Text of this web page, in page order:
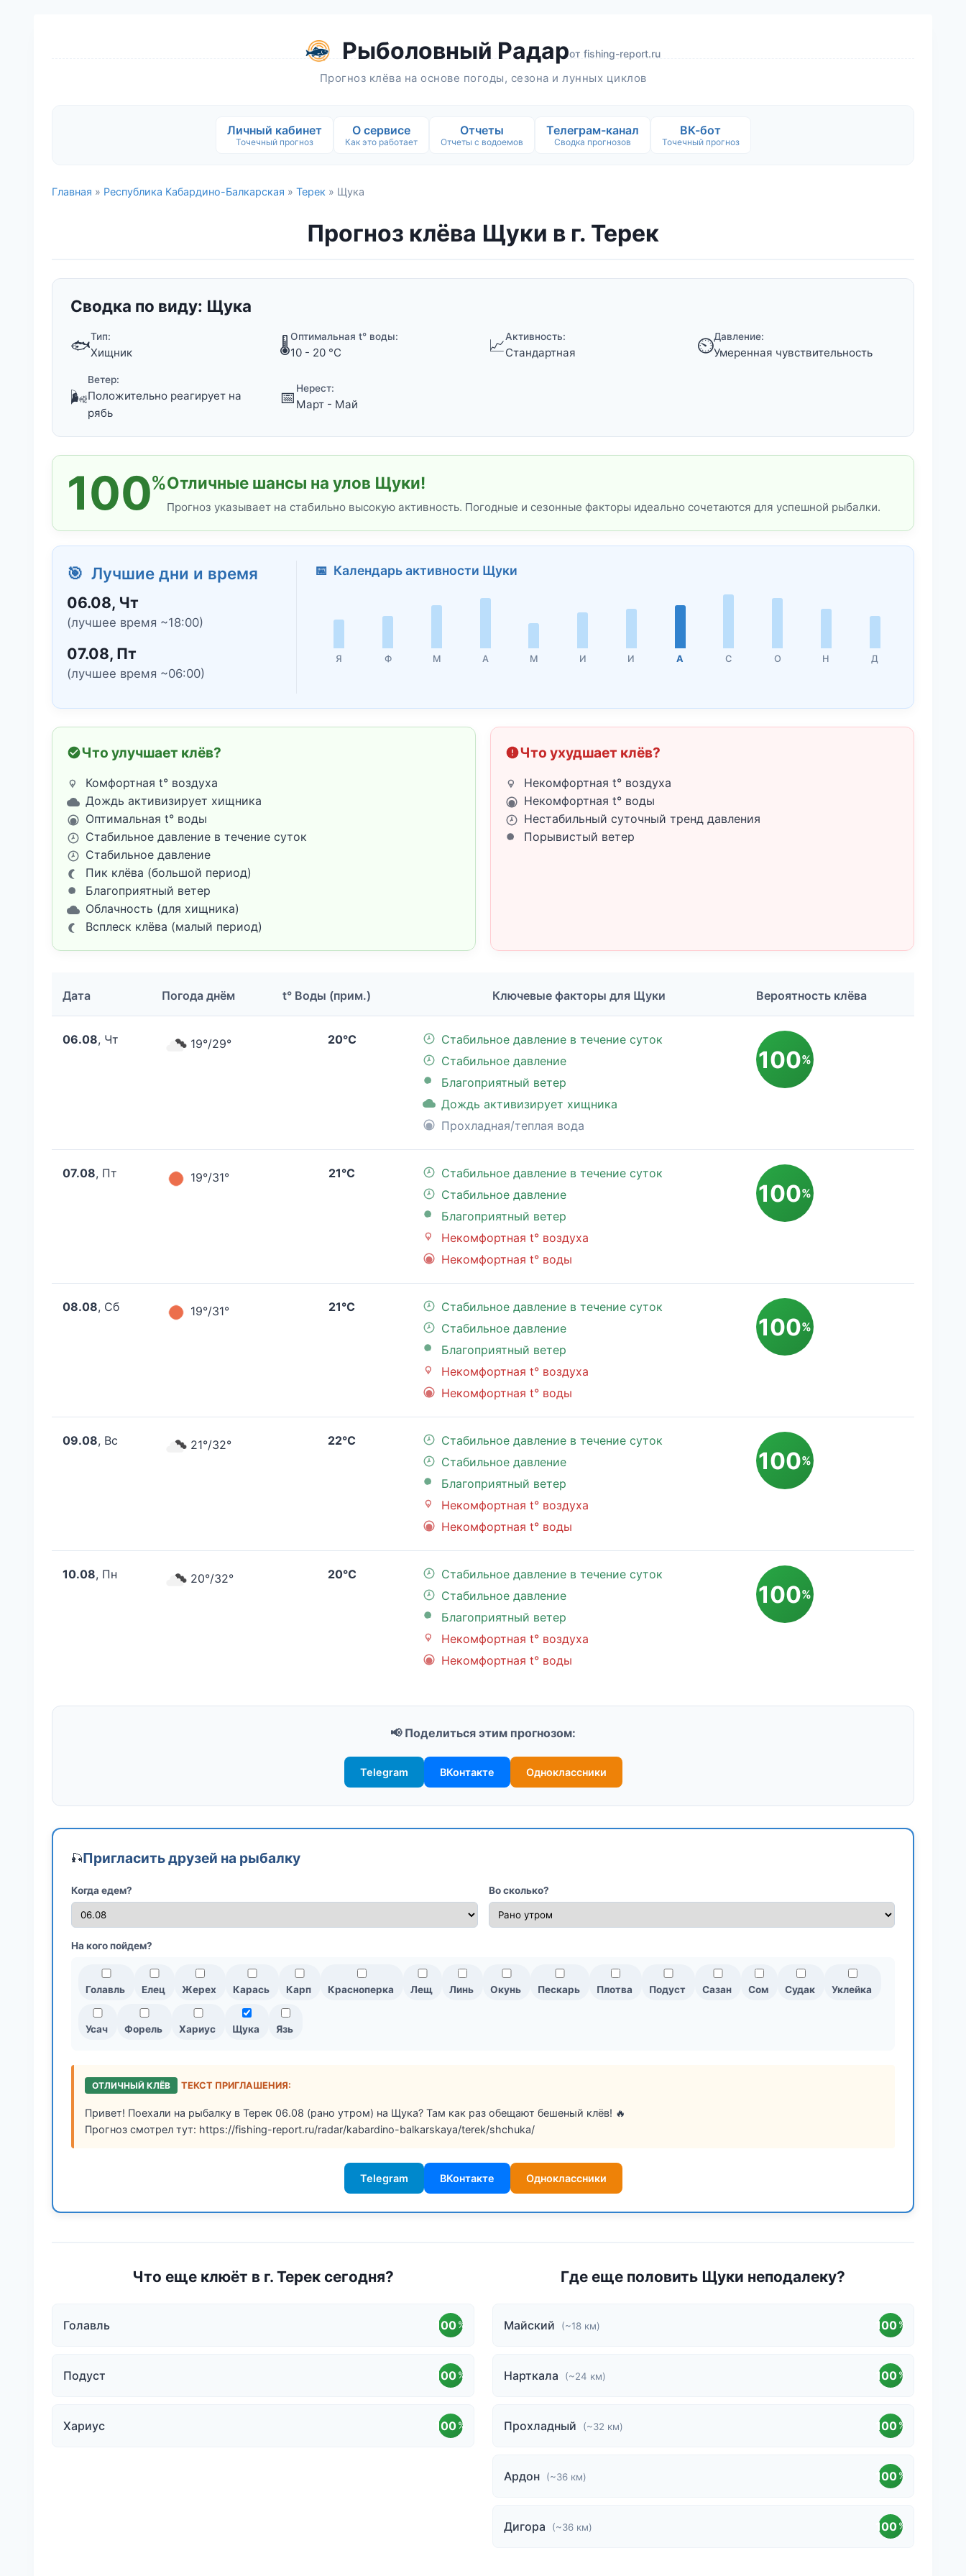
Рыболовный Радарот fishing-report.ru
Прогноз клёва на основе погоды, сезона и лунных циклов
Личный кабинет
Точечный прогноз
О сервисе
Как это работает
Отчеты
Отчеты с водоемов
Телеграм-канал
Сводка прогнозов
ВК-бот
Точечный прогноз
Главная » Республика Кабардино-Балкарская » Терек » Щука
Прогноз клёва Щуки в г. Терек
Сводка по виду: Щука
🐟Тип:
Хищник 🌡️Оптимальная t° воды:
10 - 20 °C 📈Активность:
Стандартная ⏲️Давление:
Умеренная чувствительность
🌬️
Ветер:
Положительно реагирует на
рябь
📅 Нерест:
Март - Май
100%Отличные шансы на улов Щуки!
Прогноз указывает на стабильно высокую активность. Погодные и сезонные факторы идеально сочетаются для успешной рыбалки.
🎯 Лучшие дни и время
06.08, Чт
(лучшее время ~18:00)
07.08, Пт
(лучшее время ~06:00)
📅 Календарь активности Щуки
Я Ф М А М И И А С О Н Д
Что улучшает клёв?
Комфортная t° воздуха
Дождь активизирует хищника
Оптимальная t° воды
Стабильное давление в течение суток
Стабильное давление
Пик клёва (большой период)
Благоприятный ветер
Облачность (для хищника)
Всплеск клёва (малый период)
Что ухудшает клёв?
Некомфортная t° воздуха
Некомфортная t° воды
Нестабильный суточный тренд давления
Порывистый ветер
Дата Погода днём t° Воды (прим.) Ключевые факторы для Щуки Вероятность клёва
06.08, Чт 19°/29° 20°C
Стабильное давление в течение суток
Стабильное давление
Благоприятный ветер
Дождь активизирует хищника
Прохладная/теплая вода
100%
07.08, Пт 19°/31° 21°C
Стабильное давление в течение суток
Стабильное давление
Благоприятный ветер
Некомфортная t° воздуха
Некомфортная t° воды
100%
08.08, Сб 19°/31° 21°C
Стабильное давление в течение суток
Стабильное давление
Благоприятный ветер
Некомфортная t° воздуха
Некомфортная t° воды
100%
09.08, Вс 21°/32° 22°C
Стабильное давление в течение суток
Стабильное давление
Благоприятный ветер
Некомфортная t° воздуха
Некомфортная t° воды
100%
10.08, Пн 20°/32° 20°C
Стабильное давление в течение суток
Стабильное давление
Благоприятный ветер
Некомфортная t° воздуха
Некомфортная t° воды
100%
📢 Поделиться этим прогнозом:
Telegram ВКонтакте Одноклассники
🎣Пригласить друзей на рыбалку
Когда едем? Во сколько?
На кого пойдем?
Голавль Елец Жерех Карась Карп Красноперка Лещ Линь Окунь Пескарь Плотва Подуст Сазан Сом Судак Уклейка
Усач Форель Хариус Щука Язь
ОТЛИЧНЫЙ КЛЁВ ТЕКСТ ПРИГЛАШЕНИЯ:
Привет! Поехали на рыбалку в Терек 06.08 (рано утром) на Щука? Там как раз обещают бешеный клёв! 🔥
Прогноз смотрел тут: https://fishing-report.ru/radar/kabardino-balkarskaya/terek/shchuka/
Telegram ВКонтакте Одноклассники
Что еще клюёт в г. Терек сегодня?
Голавль 100 %
Подуст 100 %
Хариус 100 %
Где еще половить Щуки неподалеку?
Майский (~18 км) 100 %
Нарткала (~24 км) 100 %
Прохладный (~32 км) 100 %
Ардон (~36 км) 100 %
Дигора (~36 км) 100 %